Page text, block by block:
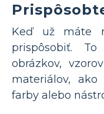
Keď už máte
prispôsobiť.
obrázkov,
materiálov,
farby alebo